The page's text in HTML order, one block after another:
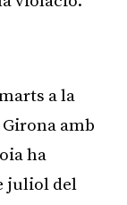
a la
amb
ha
juliol del